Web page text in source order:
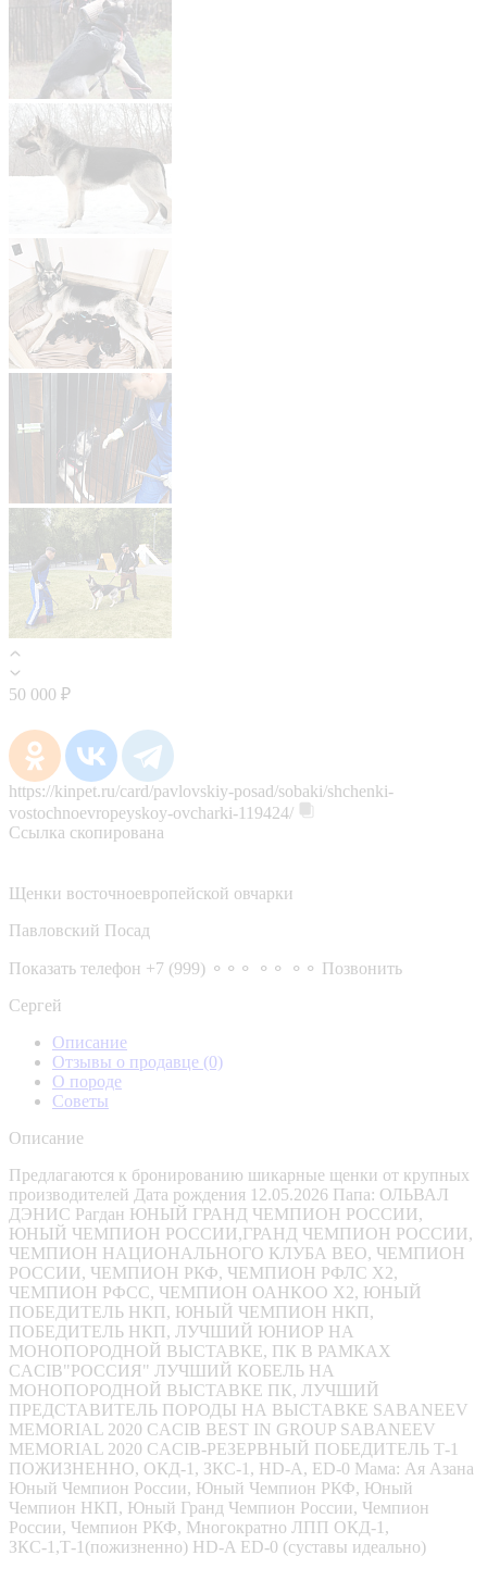
50 000 ₽
https://kinpet.ru/card/pavlovskiy-posad/sobaki/shchenki-
vostochnoevropeyskoy-ovcharki-119424/
Ссылка скопирована
Щенки восточноевропейской овчарки
Павловский Посад
Показать телефон +7 (999) ⚬⚬⚬ ⚬⚬ ⚬⚬ Позвонить
Сергей
Описание
Отзывы о продавце (0)
О породе
Советы
Описание
Предлагаются к бронированию шикарные щенки от крупных
производителей Дата рождения 12.05.2026 Папа: ОЛЬВАЛ
ДЭНИС Рагдан ЮНЫЙ ГРАНД ЧЕМПИОН РОССИИ,
ЮНЫЙ ЧЕМПИОН РОССИИ,ГРАНД ЧЕМПИОН РОССИИ,
ЧЕМПИОН НАЦИОНАЛЬНОГО КЛУБА ВЕО, ЧЕМПИОН
РОССИИ, ЧЕМПИОН РКФ, ЧЕМПИОН РФЛС Х2,
ЧЕМПИОН РФСС, ЧЕМПИОН ОАНКОО Х2, ЮНЫЙ
ПОБЕДИТЕЛЬ НКП, ЮНЫЙ ЧЕМПИОН НКП,
ПОБЕДИТЕЛЬ НКП, ЛУЧШИЙ ЮНИОР НА
МОНОПОРОДНОЙ ВЫСТАВКЕ, ПК В РАМКАХ
CACIB"РОССИЯ" ЛУЧШИЙ КОБЕЛЬ НА
МОНОПОРОДНОЙ ВЫСТАВКЕ ПК, ЛУЧШИЙ
ПРЕДСТАВИТЕЛЬ ПОРОДЫ НА ВЫСТАВКЕ SABANEEV
MEMORIAL 2020 CACIB BEST IN GROUP SABANEEV
MEMORIAL 2020 CACIB-РЕЗЕРВНЫЙ ПОБЕДИТЕЛЬ Т-1
ПОЖИЗНЕННО, ОКД-1, ЗКС-1, HD-A, ED-0 Мама: Ая Азана
Юный Чемпион России, Юный Чемпион РКФ, Юный
Чемпион НКП, Юный Гранд Чемпион России, Чемпион
России, Чемпион РКФ, Многократно ЛПП ОКД-1,
ЗКС-1,Т-1(пожизненно) HD-A ED-0 (суставы идеально)